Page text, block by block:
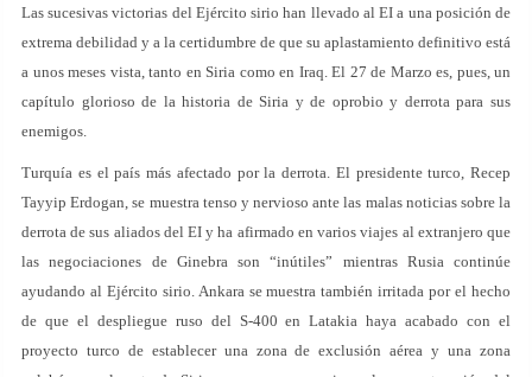
Las sucesivas victorias del Ejército sirio han llevado al EI a una posición de
extrema debilidad y a la certidumbre de que su aplastamiento definitivo está
a unos meses vista, tanto en Siria como en Iraq. El 27 de Marzo es, pues, un
capítulo glorioso de la historia de Siria y de oprobio y derrota para sus
enemigos.
Turquía es el país más afectado por la derrota. El presidente turco, Recep
Tayyip Erdogan, se muestra tenso y nervioso ante las malas noticias sobre la
derrota de sus aliados del EI y ha afirmado en varios viajes al extranjero que
las negociaciones de Ginebra son “inútiles” mientras Rusia continúe
ayudando al Ejército sirio. Ankara se muestra también irritada por el hecho
de que el despliegue ruso del S-400 en Latakia haya acabado con el
proyecto turco de establecer una zona de exclusión aérea y una zona